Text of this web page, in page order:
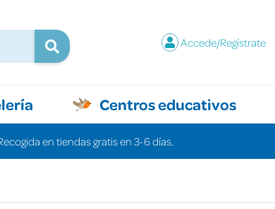
Accede/Regístrate
Centros educativos
en tiendas gratis en 3-6 días.